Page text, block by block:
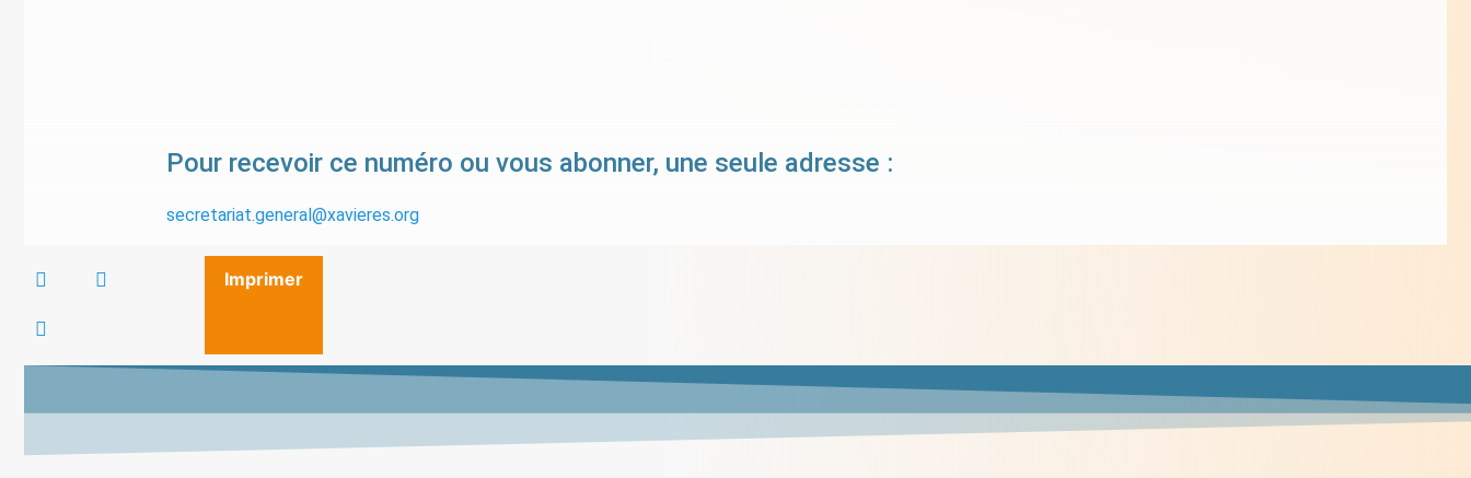
Pour recevoir ce numéro ou vous abonner, une seule adresse :
secretariat.general@xavieres.org
Imprimer